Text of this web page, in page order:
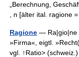
„Berechnung,
, n [älter ital.
Ragione — Ra|gio|ne
»Firma«, eigtl.
vgl. ↑Ratio>